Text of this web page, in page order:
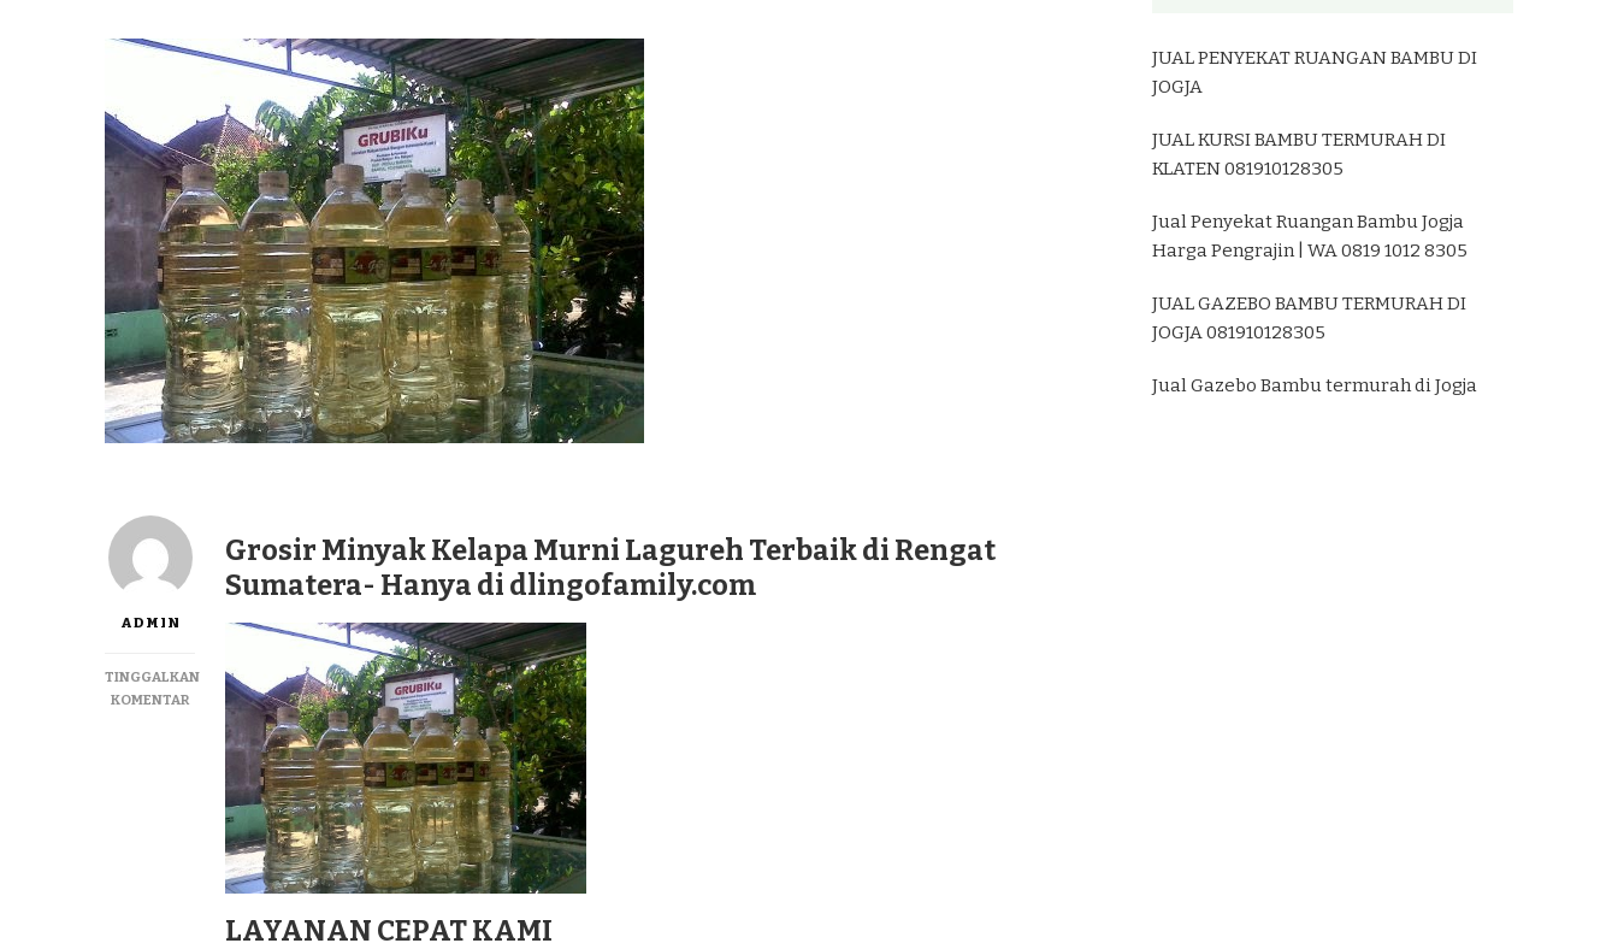
ADMIN
TINGGALKAN
KOMENTARPADA
MINYAK
MURNI
LAGUREH
TERBAIK
RENGAT
Grosir Minyak Kelapa Murni Lagureh Terbaik di Rengat
Sumatera- Hanya di dlingofamily.com
LAYANAN CEPAT KAMI
JUAL PENYEKAT RUANGAN BAMBU DI
JOGJA
JUAL KURSI BAMBU TERMURAH DI
KLATEN 081910128305
Jual Penyekat Ruangan Bambu Jogja
Harga Pengrajin | WA 0819 1012 8305
JUAL GAZEBO BAMBU TERMURAH DI
JOGJA 081910128305
Jual Gazebo Bambu termurah di Jogja